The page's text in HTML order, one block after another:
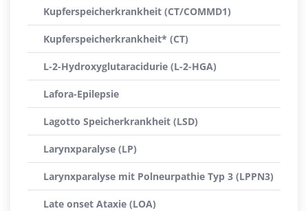
Kupferspeicherkrankheit (CT/COMMD1)
Kupferspeicherkrankheit* (CT)
L-2-Hydroxyglutaracidurie (L-2-HGA)
Lafora-Epilepsie
Lagotto Speicherkrankheit (LSD)
Larynxparalyse (LP)
Larynxparalyse mit Polneurpathie Typ 3 (LPPN3)
Late onset Ataxie (LOA)